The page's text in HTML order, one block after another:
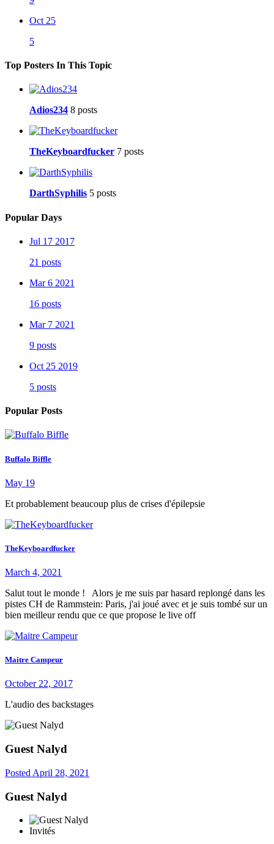
Oct 25
5
Top Posters In This Topic
Adios234 8 posts
TheKeyboardfucker 7 posts
DarthSyphilis 5 posts
Popular Days
Jul 17 2017
21 posts
Mar 6 2021
16 posts
Mar 7 2021
9 posts
Oct 25 2019
5 posts
Popular Posts
Buffalo Biffle
May 19
Et probablement beaucoup plus de crises d'épilepsie
TheKeyboardfucker
March 4, 2021
Salut tout le monde ! Alors je me suis par hasard replongé dans les
pistes CH de Rammstein: Paris, j'ai joué avec et je suis tombé sur un
bien meilleur rendu que ce que propose le live off
Maitre Campeur
October 22, 2017
L'audio des backstages
Guest Nalyd
Posted April 28, 2021
Guest Nalyd
Invités